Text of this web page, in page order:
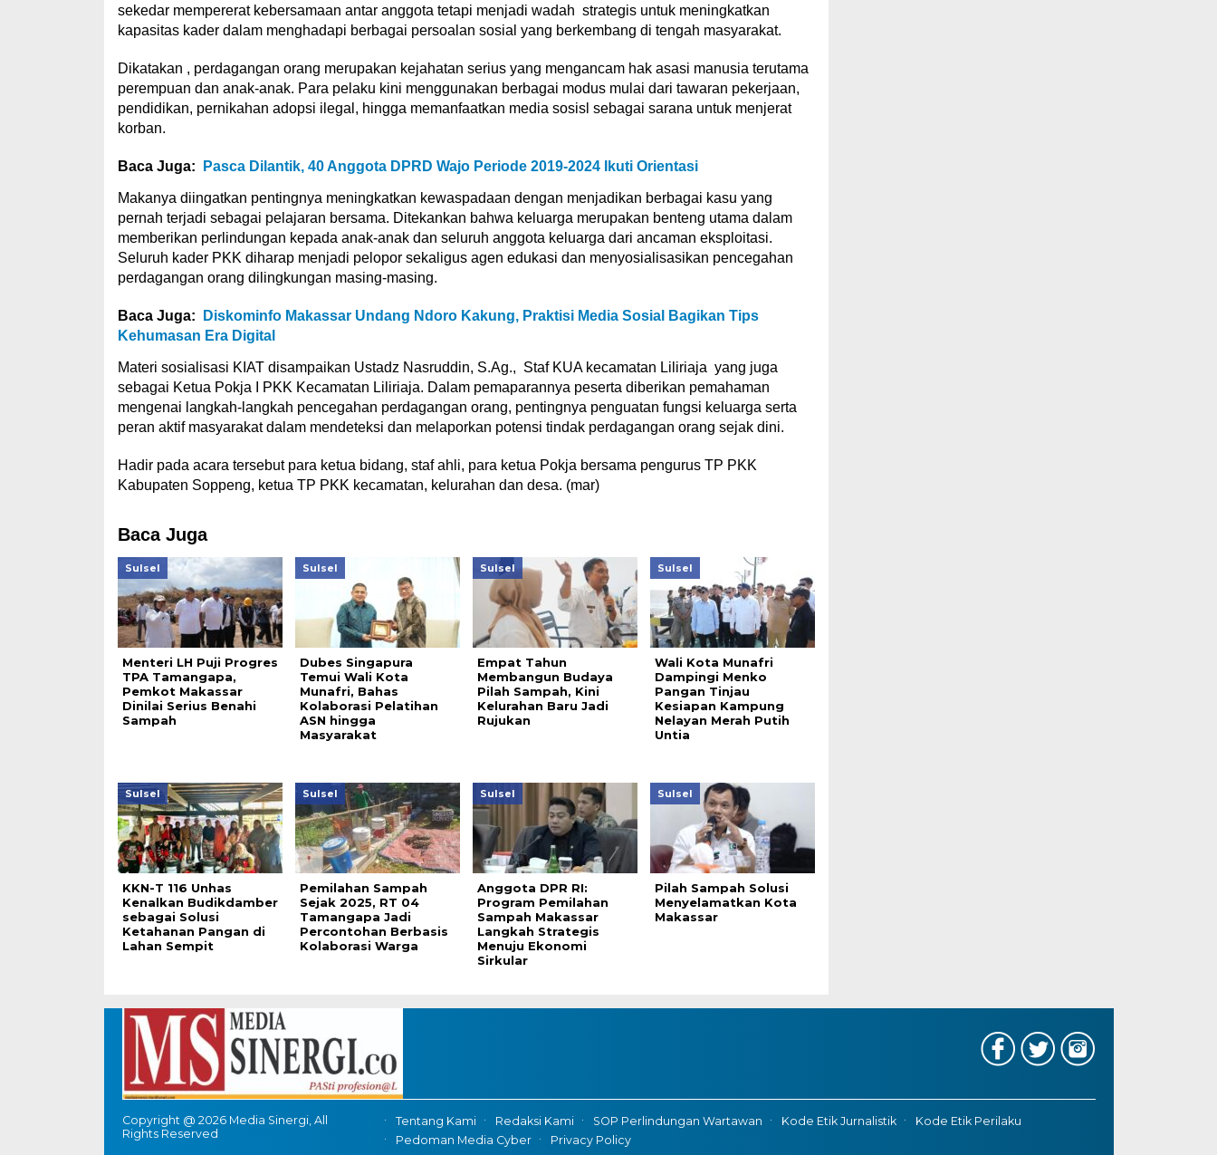
sekedar mempererat kebersamaan antar anggota tetapi menjadi wadah strategis untuk meningkatkan
kapasitas kader dalam menghadapi berbagai persoalan sosial yang berkembang di tengah masyarakat.
Dikatakan , perdagangan orang merupakan kejahatan serius yang mengancam hak asasi manusia terutama
perempuan dan anak-anak. Para pelaku kini menggunakan berbagai modus mulai dari tawaran pekerjaan,
pendidikan, pernikahan adopsi ilegal, hingga memanfaatkan media sosisl sebagai sarana untuk menjerat
korban.
Baca Juga: Pasca Dilantik, 40 Anggota DPRD Wajo Periode 2019-2024 Ikuti Orientasi
Makanya diingatkan pentingnya meningkatkan kewaspadaan dengan menjadikan berbagai kasu yang
pernah terjadi sebagai pelajaran bersama. Ditekankan bahwa keluarga merupakan benteng utama dalam
memberikan perlindungan kepada anak-anak dan seluruh anggota keluarga dari ancaman eksploitasi.
Seluruh kader PKK diharapmenjadi pelopor seka ligusagen edukasi dan menyosialisasikan pencegahan
perdagangan orang di lingkungan masing-masing.
Baca Juga:
Diskominfo Makassar Undang Ndoro Kakung, Praktisi Media Sosial Bagikan Tips
Kehumasan Era Digital
Materi sosialisasi KIAT disampaikan Ustadz Nasruddin, S.Ag., Staf KUA kecamatan Liliriaja yang juga
sebagai Ketua Pokja I PKK Kecamatan Liliriaja. Dalam pemaparannya peserta diberikan pemahaman
mengenai langkah-langkah pencegahan perdagangan orang, pentingnya penguatan fungsi keluarga serta
peran aktif masyarakat dalam mendeteksi dan melaporkan potensi tindak perdagangan orang sejak dini.
Hadir pada acara tersebut para ketua bidang, staf ahli, para ketua Pokja bersama pengurus TP PKK
Kabupaten Soppeng, ketua TP PKK kecamatan, kelurahan dan desa. (mar)
Baca Juga
Sulsel
Menteri LH Puji Progres
TPA Tamangapa,
Pemkot Makassar
Dinilai Serius Benahi
Sampah
Sulsel
Dubes Singapura
Temui Wali Kota
Munafri, Bahas
Kolaborasi Pelatihan
ASN hingga
Masyarakat
Sulsel
Empat Tahun
Membangun Budaya
Pilah Sampah, Kini
Kelurahan Baru Jadi
Rujukan
Sulsel
Wali Kota Munafri
Dampingi Menko
Pangan Tinjau
Kesiapan Kampung
Nelayan Merah Putih
Untia
Sulsel
KKN-T 116 Unhas
Kenalkan Budikdamber
sebagai Solusi
Ketahanan Pangan di
Lahan Sempit
Sulsel
Pemilahan Sampah
Sejak 2025, RT 04
Tamangapa Jadi
Percontohan Berbasis
Kolaborasi Warga
Sulsel
Anggota DPR RI:
Program Pemilahan
Sampah Makassar
Langkah Strategis
Menuju Ekonomi
Sirkular
Sulsel
Pilah Sampah Solusi
Menyelamatkan Kota
Makassar
Copyright @ 2026 Media Sinergi, All
Rights Reserved
Tentang Kami Redaksi Kami SOP Perlindungan Wartawan Kode Etik Jurnalistik
Kode Etik Perilaku
Pedoman Media Cyber
Privacy Policy